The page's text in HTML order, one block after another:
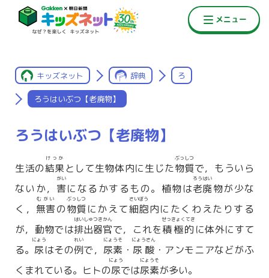
キッズネット 辞典 ろ
ろうはいぶつ【老廃物】
ろうはいぶつ【老廃物】
生活の結果
けっか
として生物体内に生じた物質
ぶっしつ
で，もういら
ないか， 害
がい
になるかするもの。植物は老廃
ろうはい
物が少な
く， 無害
むがい
の物質
ぶっしつ
にかえて細胞
さいぼう
内にたくわえたりする
が，動物では排出器官
はいしゅつきかん
で，これを積極的
せっきょくてき
に体外にすて
る。 尿
にょう
はその例
れい
で， 尿素
にょうそ
・ 尿酸
にょうさん
・アンモニアなどがふ
くまれている。ヒトの尿
にょう
では尿素
にょうそ
が多い。